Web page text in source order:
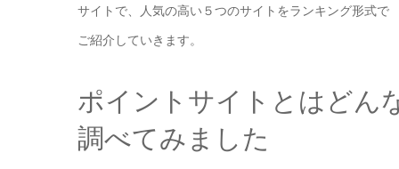
サイトで、人気の高い５つのサイトをランキング形式で
ご紹介していきます。
ポイントサイトとはどん
調べてみました